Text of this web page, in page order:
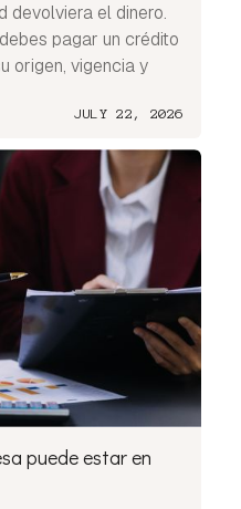
devolviera el dinero.
pagar un crédito
origen, vigencia y
JULY 22, 2026
puede estar en